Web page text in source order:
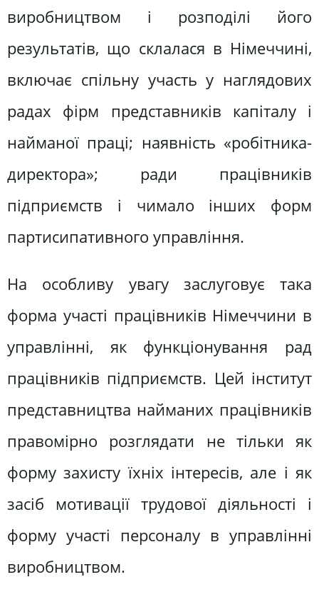
виробництвом і розподілі його
результатів, що склалася в Німеччині,
включає спільну участь у наглядових
радах фірм представників капіталу і
найманої праці; наявність «робітника-
директора»; ради працівників
підприємств і чимало інших форм
партисипативного управління.
На особливу увагу заслуговує така
форма участі працівників Німеччини в
управлінні, як функціонування рад
працівників підприємств. Цей інститут
представництва найманих працівників
правомірно розглядати не тільки як
форму захисту їхніх інтересів, але і як
засіб мотивації трудової діяльності і
форму участі персоналу в управлінні
виробництвом.